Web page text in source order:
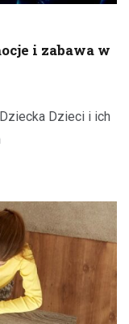
i zabawa w
Dzieci i ich